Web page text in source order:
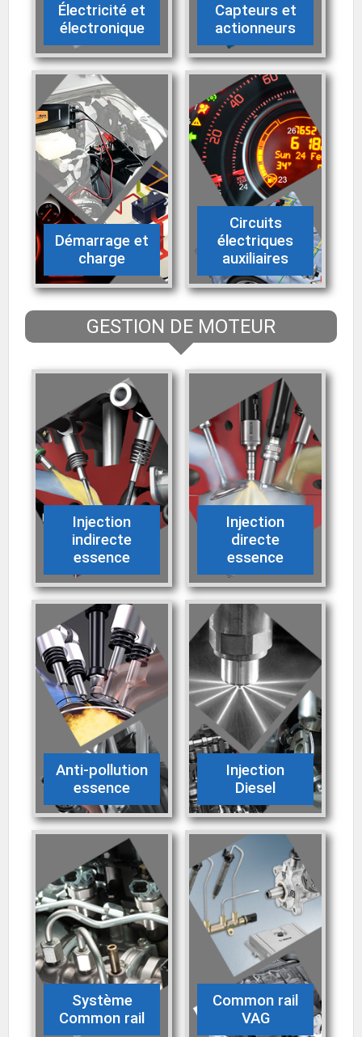
Électricité et
électronique
Capteurs et
actionneurs
Démarrage et
charge
Circuits
électriques
auxiliaires
GESTION DE MOTEUR
Injection
indirecte
essence
Injection
directe
essence
Anti-pollution
essence
Injection
Diesel
Système
Common rail
Common rail
VAG